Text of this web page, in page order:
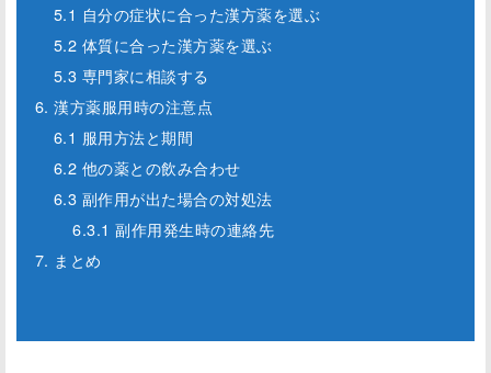
5.1 自分の症状に合った漢方薬を選ぶ
5.2 体質に合った漢方薬を選ぶ
5.3 専門家に相談する
6. 漢方薬服用時の注意点
6.1 服用方法と期間
6.2 他の薬との飲み合わせ
6.3 副作用が出た場合の対処法
6.3.1 副作用発生時の連絡先
7. まとめ